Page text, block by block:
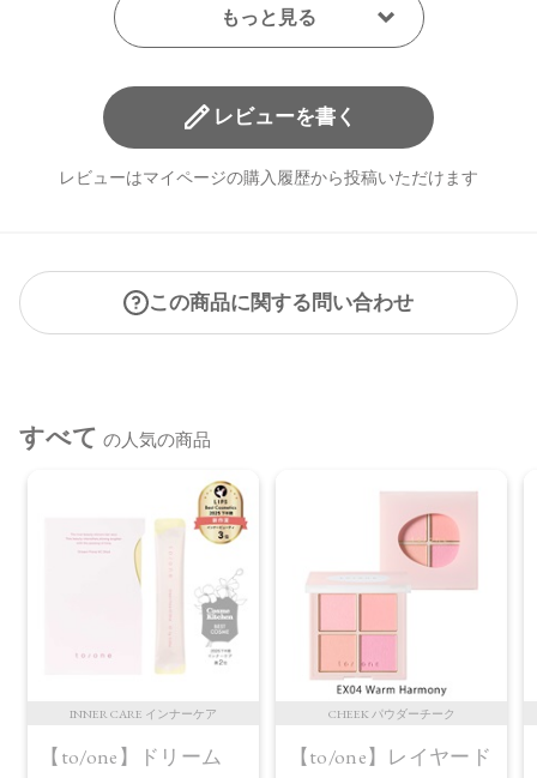
レビューを書く
レビューはマイページの購入履歴から投稿いただけます
この商品に関する問い合わせ
すべて の人気の商品
INNER CARE インナーケア
【to/one】ドリーム
CHEEK パウダーチーク
【to/one】レイヤード